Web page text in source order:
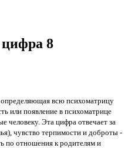
8
всю психоматрицу
или появление в психоматрице
человеку. Эта цифра отвечает за
чувство терпимости и доброты -
по отношения к родителям и